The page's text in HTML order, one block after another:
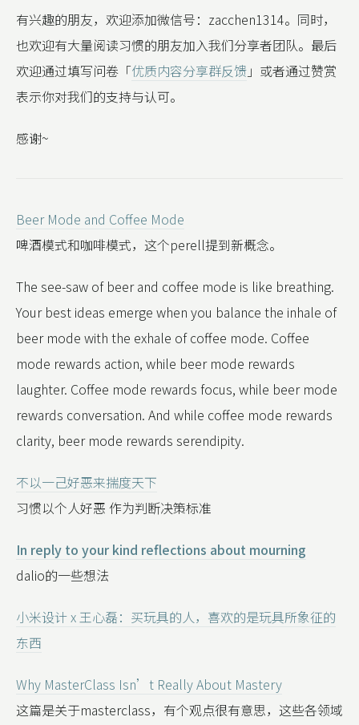
有兴趣的朋友，欢迎添加微信号：zacchen1314。同时，
也欢迎有大量阅读习惯的朋友加入我们分享者团队。最后
欢迎通过填写问卷「优质内容分享群反馈 」或者通过赞赏
表示你对我们的支持与认可。
感谢~
Beer Mode and Coffee Mode
啤酒模式和咖啡模式，这个perell提到新概念。
The see-saw of beer and coffee mode is like breathing.
Your best ideas emerge when you balance the inhale of
beer mode with the exhale of coffee mode. Coffee
mode rewards action, while beer mode rewards
laughter. Coffee mode rewards focus, while beer mode
rewards conversation. And while coffee mode rewards
clarity, beer mode rewards serendipity.
不以一己好恶来揣度天下
习惯以个人好恶 作为判断决策标准
In reply to your kind reflections about mourning
dalio的一些想法
小米设计 x 王心磊：买玩具的人，喜欢的是玩具所象征的
东西
Why MasterClass Isn’t Really About Mastery
这篇是关于masterclass，有个观点很有意思，这些各领域